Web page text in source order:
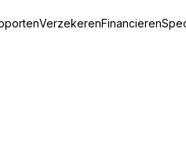
VerzekerenFinancieren